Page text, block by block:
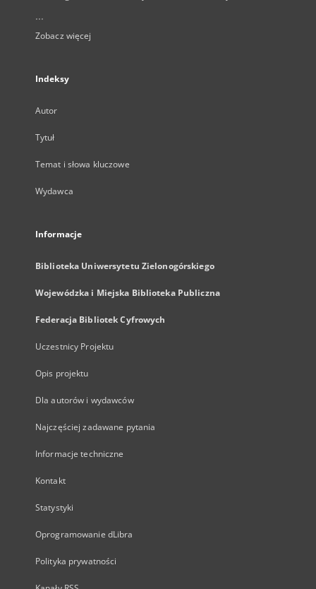
...
Zobacz więcej
Indeksy
Autor
Tytuł
Temat i słowa kluczowe
Wydawca
Informacje
Biblioteka Uniwersytetu Zielonogórskiego
Wojewódzka i Miejska Biblioteka Publiczna
Federacja Bibliotek Cyfrowych
Uczestnicy Projektu
Opis projektu
Dla autorów i wydawców
Najczęściej zadawane pytania
Informacje techniczne
Kontakt
Statystyki
Oprogramowanie dLibra
Polityka prywatności